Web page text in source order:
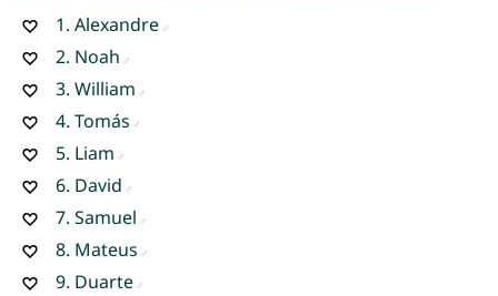
1. Alexandre
2. Noah
3. William
4. Tomás
5. Liam
6. David
7. Samuel
8. Mateus
9. Duarte